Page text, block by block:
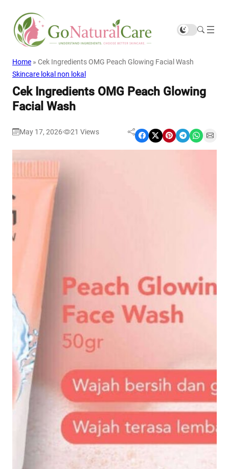
Home » Cek Ingredients OMG Peach Glowing Facial Wash
Skincare lokal non lokal
Cek Ingredients OMG Peach Glowing
Facial Wash
May 17, 2026 21 Views Share on Facebook Share on X Share on Pinterest Share on Telegram Share on WhatsApp Share on Email